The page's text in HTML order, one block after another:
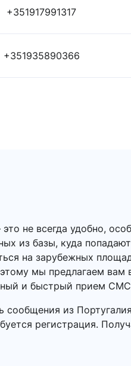
+351917991317
+351935890366
не всегда удобно,
из базы, куда
на зарубежных
мы предлагаем
и быстрый прием СМС
из
регистрация.